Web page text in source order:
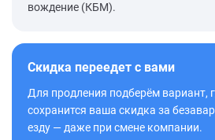
вождение (КБМ).
Скидка переедет с вами
Для продления подберём вариант,
сохранится ваша скидка за
езду — даже при смене компании.